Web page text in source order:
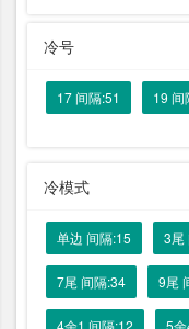
冷号
17 间隔:51 19 间
冷模式
单边 间隔:15 3尾
7尾 间隔:34 9尾
4余1 间隔:12 5